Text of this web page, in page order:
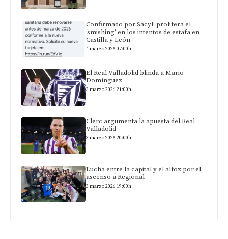
Confirmado por Sacyl: prolifera el
‘smishing’ en los intentos de estafa en
Castilla y León
4 marzo 2026 07:00h
El Real Valladolid blinda a Mario
Domínguez
3 marzo 2026 21:00h
Clerc argumenta la apuesta del Real
Valladolid
3 marzo 2026 20:00h
Lucha entre la capital y el alfoz por el
ascenso a Regional
3 marzo 2026 19:00h